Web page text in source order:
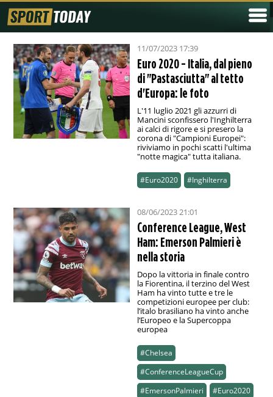
11/07/2023 17:39
Euro 2020 - Italia, dal pieno
di "Pastasciutta" al tetto
d'Europa: le foto
L'11 luglio 2021 gli azzurri di
Mancini sconfissero l'Inghilterra
ai calci di rigore e si presero la
corona di "Campioni Europei":
riviviamo in pochi scatti l'ultima
"notte magica" tutta italiana.
#Euro2020 #Inghilterra
08/06/2023 21:01
Conference League, West
Ham: Emerson Palmieri è
nella storia
Dopo la vittoria in finale contro
la Fiorentina, il terzino del West
Ham ha vinto tutte e tre le
competizioni europee per club:
l’italo brasiliano ha vinto anche
l’Europeo e la Supercoppa
europea
#Chelsea
#ConferenceLeagueCup
#EmersonPalmieri
#Euro2020